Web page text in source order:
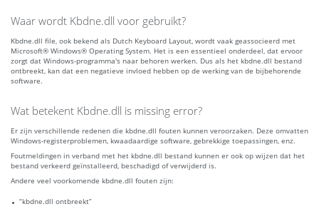
Waar wordt Kbdne.dll voor gebruikt?
Kbdne.dll file, ook bekend als Dutch Keyboard Layout, wordt vaak geassocieerd met
Microsoft® Windows® Operating System. Het is een essentieel onderdeel, dat ervoor
zorgt dat Windows-programma's naar behoren werken. Dus als het kbdne.dll bestand
ontbreekt, kan dat een negatieve invloed hebben op de werking van de bijbehorende
software.
Wat betekent Kbdne.dll is missing error?
Er zijn verschillende redenen die kbdne.dll fouten kunnen veroorzaken. Deze omvatten
Windows-registerproblemen, kwaadaardige software, gebrekkige toepassingen, enz.
Foutmeldingen in verband met het kbdne.dll bestand kunnen er ook op wijzen dat het
bestand verkeerd geïnstalleerd, beschadigd of verwijderd is.
Andere veel voorkomende kbdne.dll fouten zijn:
“kbdne.dll ontbreekt”